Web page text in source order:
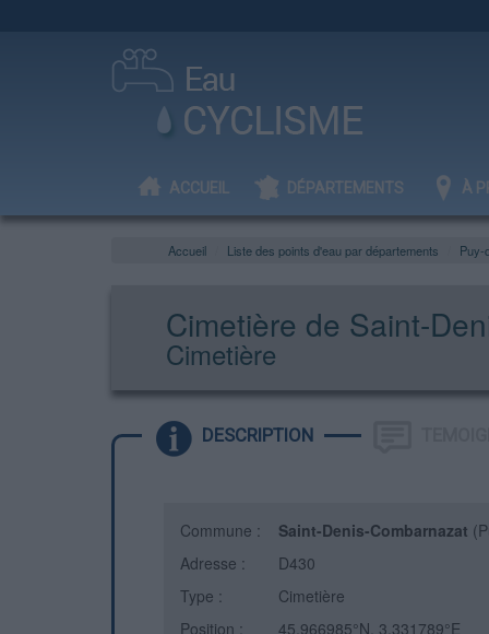
ACCUEIL DÉPARTEMENTS À
Accueil Liste des points d'eau par départements Puy-
Cimetière de Saint-
Cimetière
DESCRIPTION
Commune : Saint-Denis-Combarnazat
Adresse :
D430
Type :
Cimetière
Position :
45.966985°N, 3.331789°E